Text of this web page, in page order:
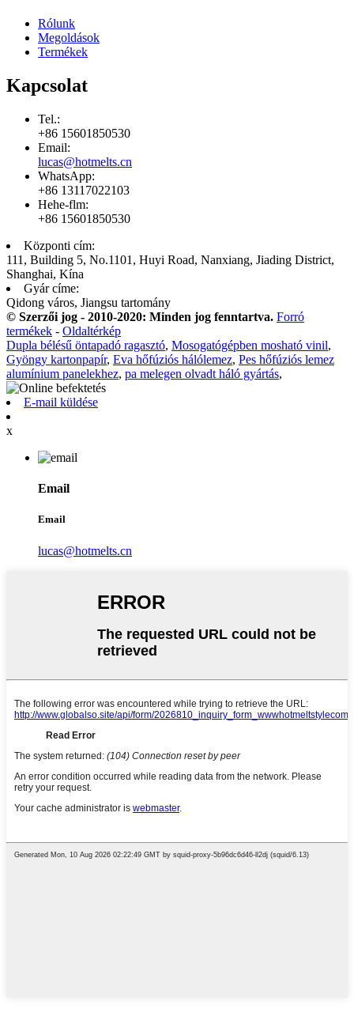
Rólunk
Megoldások
Termékek
Kapcsolat
Tel.:
+86 15601850530
Email:
lucas@hotmelts.cn
WhatsApp:
+86 13117022103
Hehe-flm:
+86 15601850530
Központi cím:
111, Building 5, No.1101, Huyi Road, Nanxiang, Jiading District,
Shanghai, Kína
Gyár címe:
Qidong város, Jiangsu tartomány
© Szerzői jog - 2010-2020: Minden jog fenntartva. Forró
termékek - Oldaltérkép
Dupla bélésű öntapadó ragasztó, Mosogatógépben mosható vinil,
Gyöngy kartonpapír, Eva hőfúziós hálólemez, Pes hőfúziós lemez
alumínium panelekhez, pa melegen olvadt háló gyártás,
E-mail küldése
x
Email
Email
lucas@hotmelts.cn